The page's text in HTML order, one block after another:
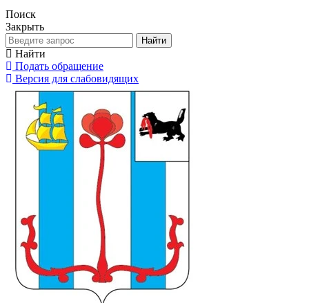
Поиск
Закрыть
Найти
Найти
Подать обращение
Версия для слабовидящих